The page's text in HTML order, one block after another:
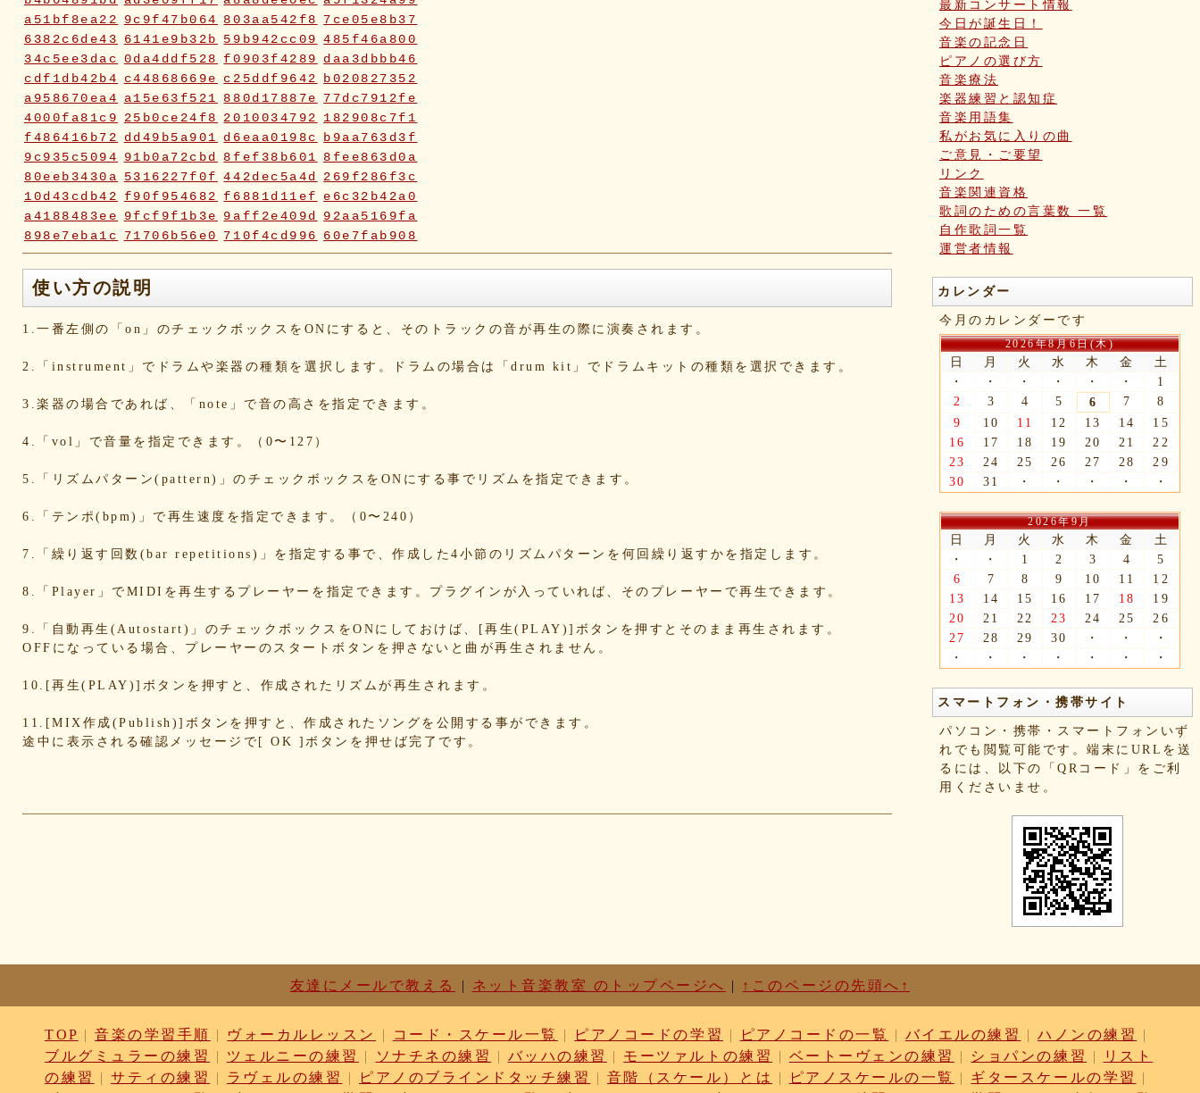
a51bf8ea22
9c9f47b064 803aa542f8
7ce05e8b37
6382c6de43
6141e9b32b 59b942cc09 485f46a800
34c5ee3dac 0da4ddf528 f0903f4289
daa3dbbb46
cdf1db42b4
c44868669e c25ddf9642
b020827352
a958670ea4
a15e63f521 880d17887e
77dc7912fe
4000fa81c9
25b0ce24f8 2010034792
182908c7f1
f486416b72
dd49b5a901 d6eaa0198c
b9aa763d3f
9c935c5094
91b0a72cbd 8fef38b601
8fee863d0a
80eeb3430a
5316227f0f 442dec5a4d
269f286f3c
10d43cdb42
f90f954682 f6881d11ef
e6c32b42a0
a4188483ee
9fcf9f1b3e 9aff2e409d
92aa5169fa
898e7eba1c
71706b56e0 710f4cd996
60e7fab908
2fc2817e70 2fbd748ca9 2bc2c23116 18ae976a5f
0a5c7d06ca
072e6fe598
d6a569fc0b cd3dccbd2e
9519718cc1 8dbfbb62db 80769b257d
66befeb510
eb3fa731cd ca1398119b c8cb07711a ba23f8e41e
0ec360312d faa9413074 edf12ab6c3
dee16d27c4
b5b6539562
9fcce57df6 8b24beae51
856c39952d
8288cef79d 4c796286c6
1568abddff
0de2e30836 02998e587d
d5377cd92c
9ef6ebcac2 99ce8a767d 924d9cb69e 924420a7a3
5e80ad5293 5095988ef6 4b7930b4d0 2038b53613
d836b49a9d d76a3e8c23 b9fed15d2b
b38ab1d1b8
a01087c2be 83d205db59 8058ee16b9 6709558878
49f63675b9 15ebcaa807 f447739453
f1c0d3dc34
b0ebace0d4 aa7f949dad a558c898d9 6c1bd04085
e186dc0158 d654560420 c7b6a2d824 c2d4263ad3
b6a3ebae49
a1d5a5a815 8e583fa566 7ad1494187
f839ea6eb8 f59ab6f876 d4f92dc6f9 c81b0593c1
b77b06e8c8 b6c669ff01
b0b41f52fa 96116e3c1b 87fe98e89a 8247dd5d17
7c7c130e4a 7518e463a7 56dc16e387 51b2dae66f
3e795bcaec 010563934b f49c4744b8 e5442af73b
使い方の説明
1.一番左側の「on」のチェックボックスをONにすると、そのトラックの音が再生の際に演奏されます。
2.「instrument」でドラムや楽器の種類を選択します。ドラムの場合は「drum kit」でドラムキットの種類を選択できます。
3.楽器の場合であれば、「note」で音の高さを指定できます。
4.「vol」で音量を指定できます。（0〜127）
5.「リズムパターン(pattern)」のチェックボックスをONにする事でリズムを指定できます。
6.「テンポ(bpm)」で再生速度を指定できます。（0〜240）
7.「繰り返す回数(bar repetitions)」を指定する事で、作成した4小節のリズムパターンを何回繰り返すかを指定します。
8.「Player」でMIDIを再生するプレーヤーを指定できます。プラグインが入っていれば、そのプレーヤーで再生できます。
9.「自動再生(Autostart)」のチェックボックスをONにしておけば、[再生(PLAY)]ボタンを押すとそのまま再生されます。
OFFになっている場合、プレーヤーのスタートボタンを押さないと曲が再生されません。
10.[再生(PLAY)]ボタンを押すと、作成されたリズムが再生されます。
11.[MIX作成(Publish)]ボタンを押すと、作成されたソングを公開する事ができます。
途中に表示される確認メッセージで[ OK ]ボタンを押せば完了です。
最新コンサート情報
今日が誕生日！
音楽の記念日
ピアノの選び方
音楽療法
楽器練習と認知症
音楽用語集
私がお気に入りの曲
ご意見・ご要望
リンク
音楽関連資格
歌詞のための言葉数 一覧
自作歌詞一覧
運営者情報
カレンダー
今月のカレンダーです
2026年8月6日(木)
日 月 火 水 木 金
土
・
・ ・ ・ ・ ・
1
2
3 4 5 6 7
8
9
10 11 12 13 14
15
16
17 18 19 20 21
22
23
24 25 26 27 28
29
30
31 ・ ・ ・ ・ ・
2026年9月
日 月 火 水 木 金
土
・
・ 1 2 3 4
5
6
7 8 9 10 11
12
13
14 15 16 17 18
19
20
21 22 23 24 25
26
27
28 29 30 ・ ・
・
・
・ ・ ・ ・ ・ ・
スマートフォン・携帯サイト
パソコン・携帯・スマートフォンいず
れでも閲覧可能です。端末にURLを送
るには、以下の「QRコード」をご利
用くださいませ。
友達にメールで教える | ネット音楽教室 のトップページへ | ↑このページの先頭へ↑
TOP |音楽の学習手順 | ヴォーカルレッスン | コード・スケール一覧 | ピアノコードの学習 | ピアノコードの一覧 | バイエルの練習 |ハノンの練習
|
ブルグミュラーの練習
| ツェルニーの練習 | ソナチネの練習 | バッハの練習 | モーツァルトの練習 | ベートーヴェンの練習 | ショパンの練習 |
リスト
の練習
|サティの練習 | ラヴェルの練習 | ピアノのブラインドタッチ練習 | 音階（スケール）とは | ピアノスケールの一覧 | ギタースケールの学習
|